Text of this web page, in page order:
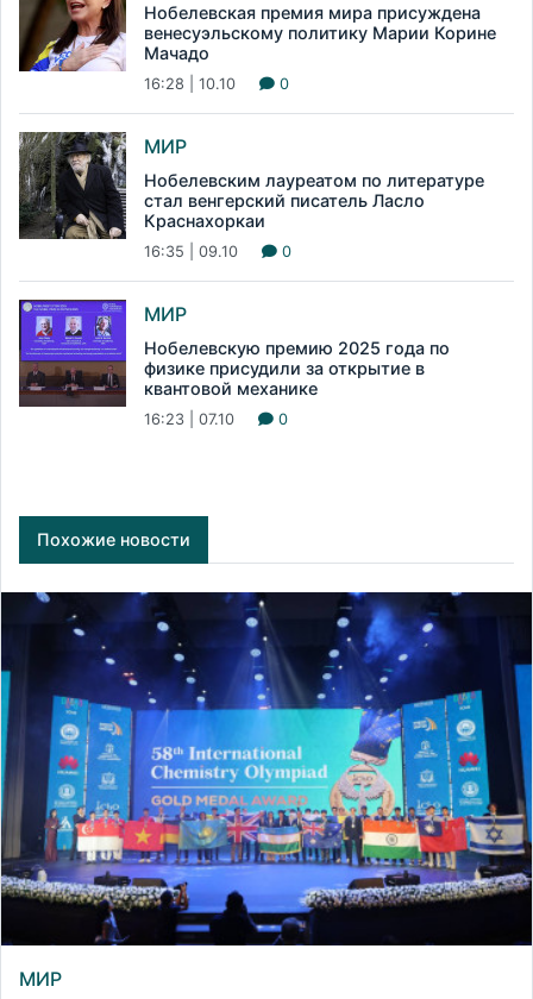
Нобелевская премия мира присуждена
венесуэльскому политику Марии Корине
Мачадо
16:28 | 10.10 0
МИР
Нобелевским лауреатом по литературе
стал венгерский писатель Ласло
Краснахоркаи
16:35 | 09.10 0
МИР
Нобелевскую премию 2025 года по
физике присудили за открытие в
квантовой механике
16:23 | 07.10 0
Похожие новости
МИР